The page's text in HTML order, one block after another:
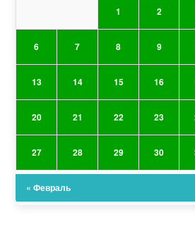
1 2
6 7 8 9
13 14 15 16
20 21 22 23
27 28 29 30
« Февраль